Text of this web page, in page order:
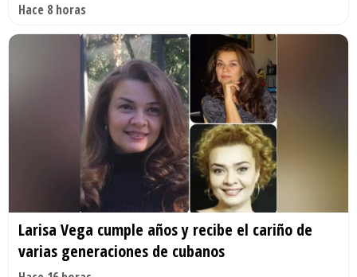
Hace 8 horas
Larisa Vega cumple años y recibe el cariño de
varias generaciones de cubanos